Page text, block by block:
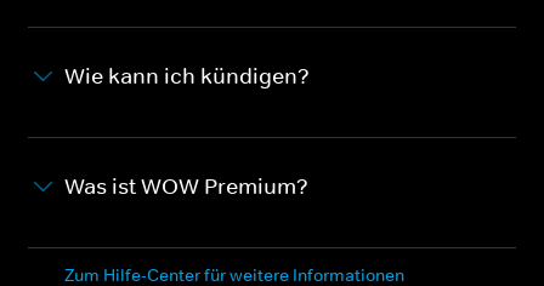
Wie kann ich kündigen?
Was ist WOW Premium?
Zum Hilfe-Center für weitere Informationen